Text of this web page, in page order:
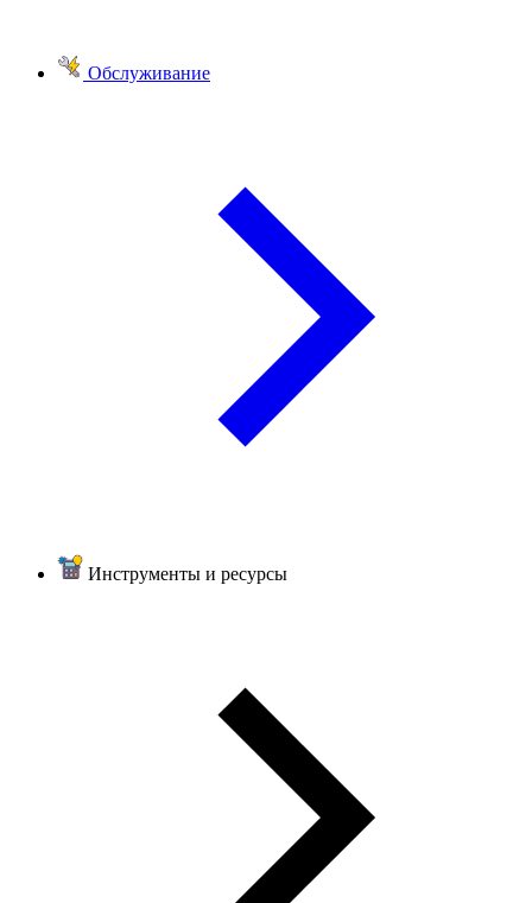
Обслуживание
Инструменты и ресурсы